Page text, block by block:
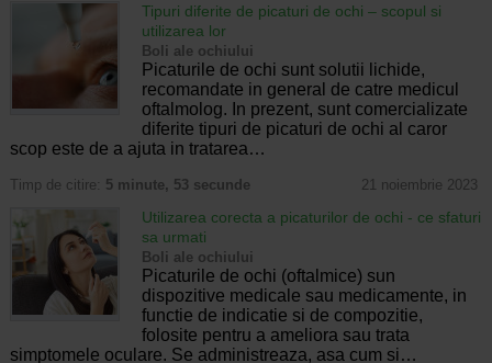
Tipuri diferite de picaturi de ochi – scopul si
utilizarea lor
Boli ale ochiului
Picaturile de ochi sunt solutii lichide,
recomandate in general de catre medicul
oftalmolog. In prezent, sunt comercializate
diferite tipuri de picaturi de ochi al caror
scop este de a ajuta in tratarea…
Timp de citire: 5 minute, 53 secunde 21 noiembrie 2023
Utilizarea corecta a picaturilor de ochi - ce sfaturi
sa urmati
Boli ale ochiului
Picaturile de ochi (oftalmice) sun
dispozitive medicale sau medicamente, in
functie de indicatie si de compozitie,
folosite pentru a ameliora sau trata
simptomele oculare. Se administreaza, asa cum si…